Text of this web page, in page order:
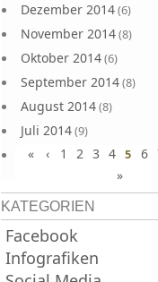
Dezember 2014(6)
November 2014(8)
Oktober 2014(6)
September 2014(8)
August 2014(8)
Juli 2014(9)
Juni 2014(8)
« ‹ 1 2 3 4 5 6
»
KATEGORIEN
Facebook
Infografiken